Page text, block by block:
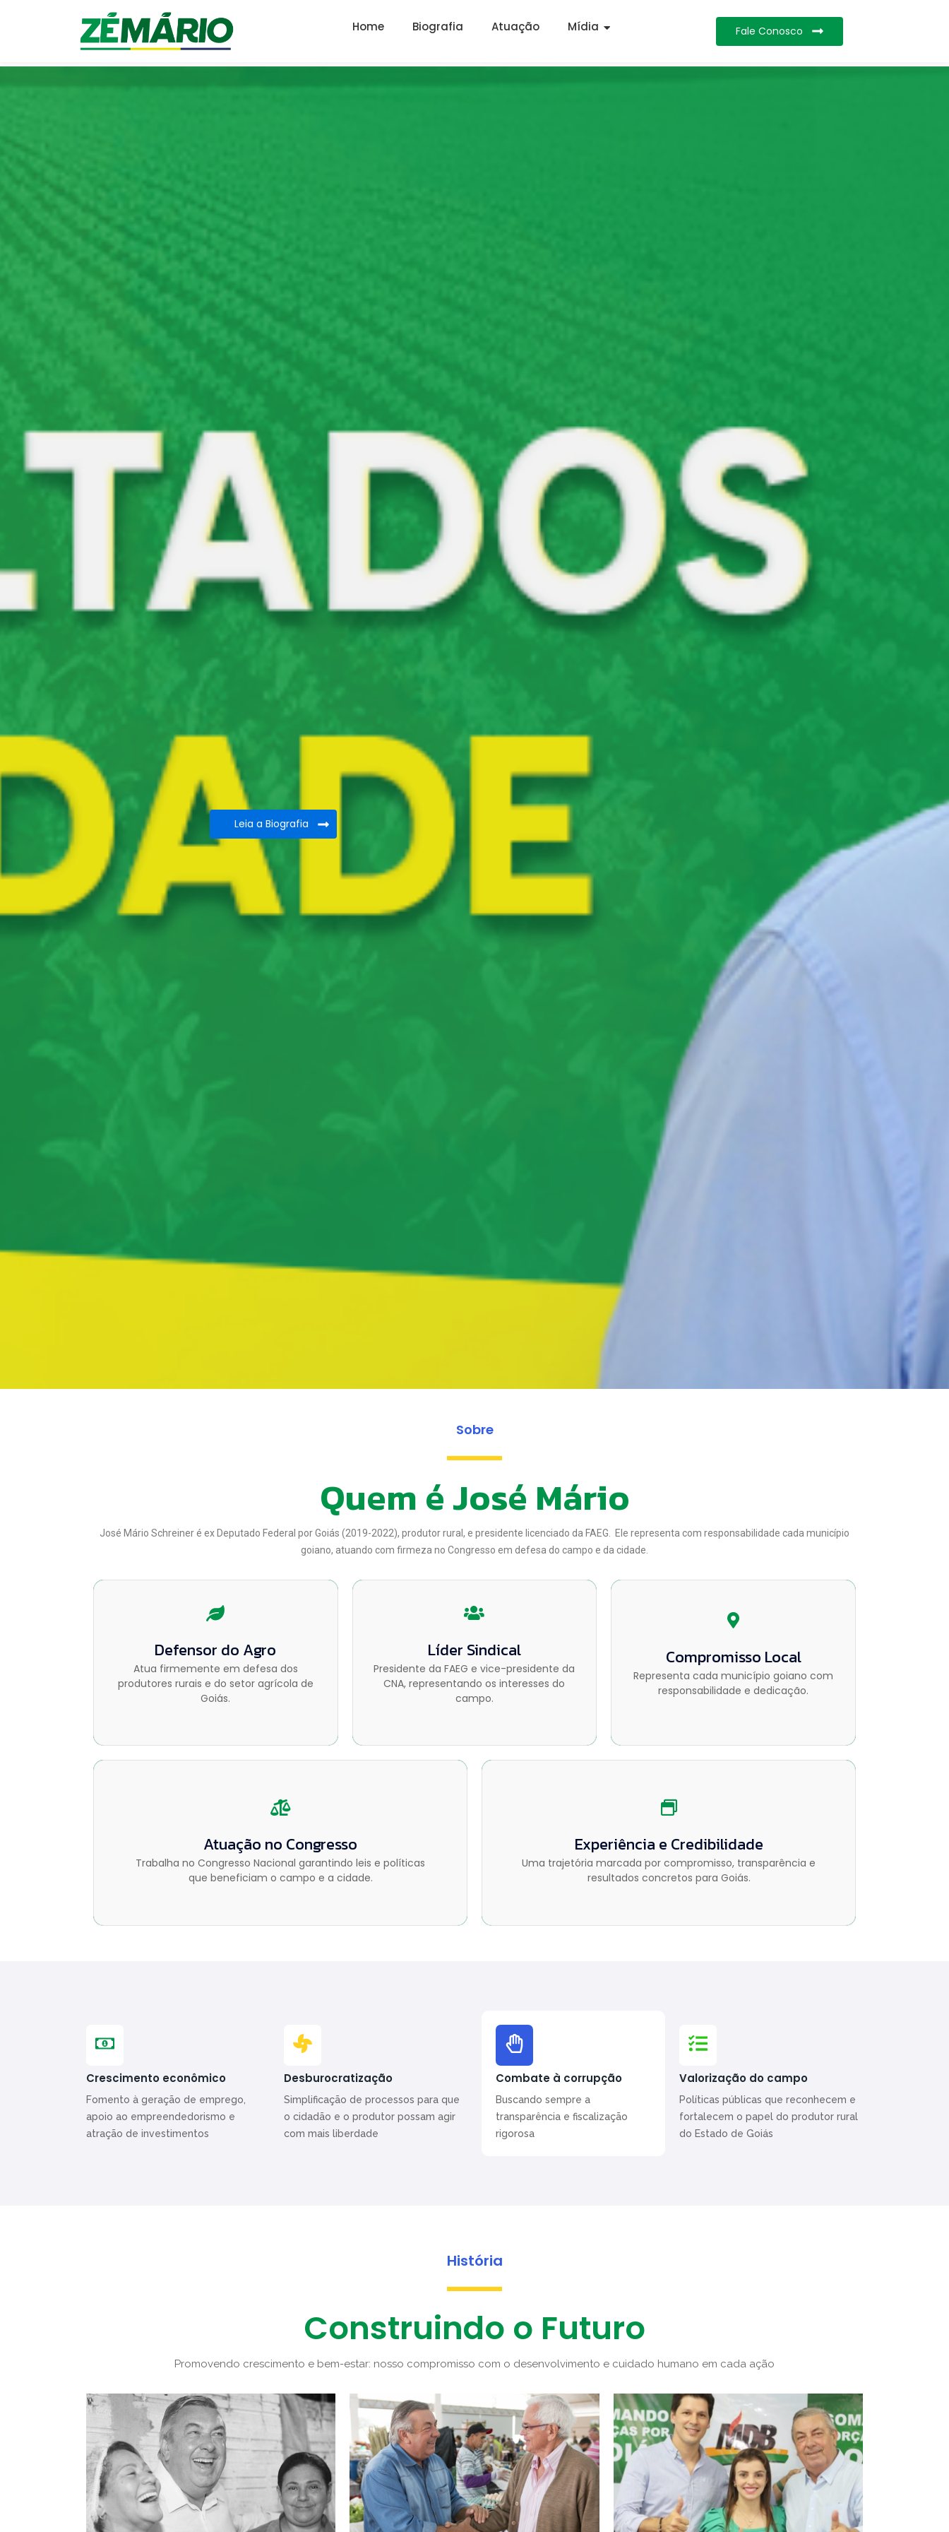
Home Biografia Atuação Mídia Fale Conosco
menu pegajoso
Leia a Biografia
Sobre
-------
Quem é José Mário
José Mário Schreiner é ex Deputado Federal por Goiás (2019-2022), produtor rural, e presidente licenciado da FAEG. Ele representa com responsabilidade cada município
goiano, atuando com firmeza no Congresso em defesa do campo e da cidade.
Defensor do Agro
Atua firmemente em defesa dos
produtores rurais e do setor agrícola de
Goiás.
Defensor do Agro
Atua firmemente em defesa dos
produtores rurais e do setor agrícola de
Goiás.
Líder Sindical
Presidente da FAEG e vice-presidente da
CNA, representando os interesses do
campo.
Líder Sindical
Presidente da FAEG e vice-presidente da
CNA, representando os interesses do
campo.
Compromisso Local
Representa cada município goiano com
responsabilidade e dedicação.
Compromisso Local
Representa cada município goiano com
responsabilidade e dedicação.
Atuação no Congresso
Trabalha no Congresso Nacional garantindo leis e políticas
que beneficiam o campo e a cidade.
Atuação no Congresso
Trabalha no Congresso Nacional garantindo leis e políticas
que beneficiam o campo e a cidade.
Experiência e Credibilidade
Uma trajetória marcada por compromisso, transparência e
resultados concretos para Goiás.
Experiência e Credibilidade
Uma trajetória marcada por compromisso, transparência e
resultados concretos para Goiás.
Crescimento econômico
Fomento à geração de emprego,
apoio ao empreendedorismo e
atração de investimentos
Desburocratização
Simplificação de processos para que
o cidadão e o produtor possam agir
com mais liberdade
Combate à corrupção
Buscando sempre a
transparência e fiscalização
rigorosa
Valorização do campo
Políticas públicas que reconhecem e
fortalecem o papel do produtor rural
do Estado de Goiás
História
-------
Construindo o Futuro
Promovendo crescimento e bem-estar: nosso compromisso com o desenvolvimento e cuidado humano em cada ação